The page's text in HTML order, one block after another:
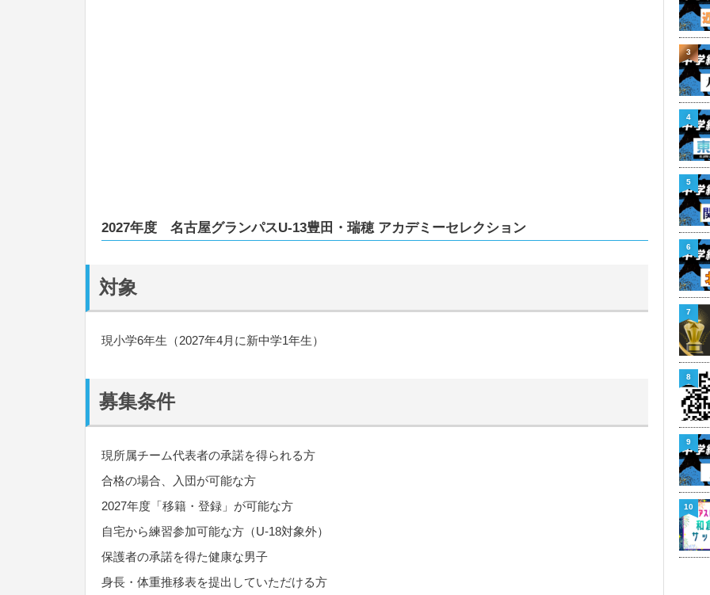
2027年度 名古屋グランパスU-13豊田・瑞穂 アカデミーセレクション
対象
現小学6年生（2027年4月に新中学1年生）
募集条件
現所属チーム代表者の承諾を得られる方
合格の場合、入団が可能な方
2027年度「移籍・登録」が可能な方
自宅から練習参加可能な方（U-18対象外）
保護者の承諾を得た健康な男子
身長・体重推移表を提出していただける方
3
4
5
6
7
8
9
10